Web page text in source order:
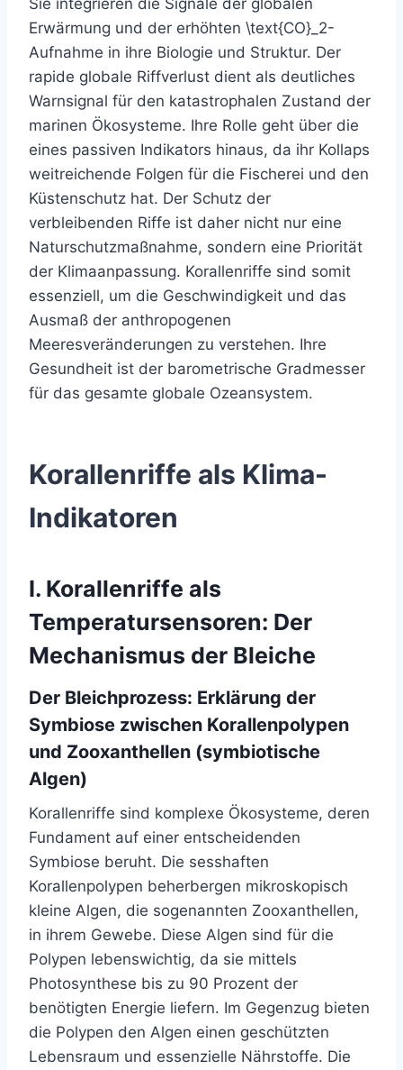
Erwärmung und der erhöhten \text{CO}_2-
Aufnahme in ihre Biologie und Struktur. Der
rapide globale Riffverlust dient als deutliches
Warnsignal für den katastrophalen Zustand der
marinen Ökosysteme. Ihre Rolle geht über die
eines passiven Indikators hinaus, da ihr Kollaps
weitreichende Folgen für die Fischerei und den
Küstenschutz hat. Der Schutz der
verbleibenden Riffe ist daher nicht nur eine
Naturschutzmaßnahme, sondern eine Priorität
der Klimaanpassung. Korallenriffe sind somit
essenziell, um die Geschwindigkeit und das
Ausmaß der anthropogenen
Meeresveränderungen zu verstehen. Ihre
Gesundheit ist der barometrische Gradmesser
für das gesamte globale Ozeansystem.
Korallenriffe als Klima-
Indikatoren
I. Korallenriffe als
Temperatursensoren: Der
Mechanismus der Bleiche
Der Bleichprozess: Erklärung der
Symbiose zwischen Korallenpolypen
und Zooxanthellen (symbiotische
Algen)
Korallenriffe sind komplexe Ökosysteme, deren
Fundament auf einer entscheidenden
Symbiose beruht. Die sesshaften
Korallenpolypen beherbergen mikroskopisch
kleine Algen, die sogenannten Zooxanthellen,
in ihrem Gewebe. Diese Algen sind für die
Polypen lebenswichtig, da sie mittels
Photosynthese bis zu 90 Prozent der
benötigten Energie liefern. Im Gegenzug bieten
die Polypen den Algen einen geschützten
Lebensraum und essenzielle Nährstoffe. Die